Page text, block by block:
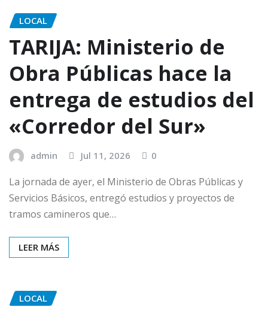
LOCAL
TARIJA: Ministerio de
Obra Públicas hace la
entrega de estudios del
«Corredor del Sur»
admin Jul 11, 2026 0
La jornada de ayer, el Ministerio de Obras Públicas y
Servicios Básicos, entregó estudios y proyectos de
tramos camineros que…
LEER MÁS
LOCAL